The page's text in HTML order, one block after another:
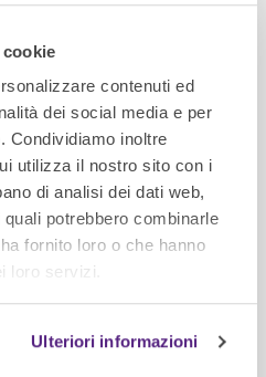
contenuti ed
dei social media e per
Condividiamo inoltre
utilizza il nostro sito con i
di analisi dei dati web,
potrebbero combinarle
fornito loro o che hanno
loro servizi.
Ulteriori informazioni
Rossetto su
soccorso aziendale.
al tema DAE e